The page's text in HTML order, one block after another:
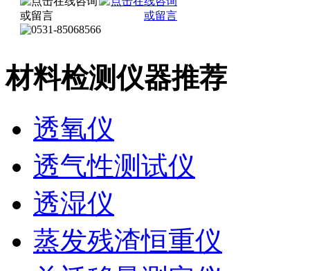
材料检测仪器推荐
透氧仪
透气性测试仪
透湿仪
蒸发残渣恒重仪